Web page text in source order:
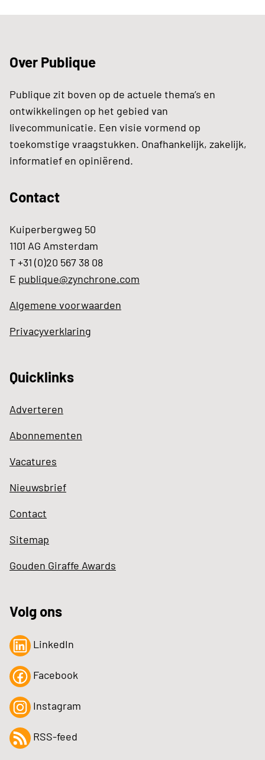
Over Publique
Publique zit boven op de actuele thema’s en
ontwikkelingen op het gebied van
livecommunicatie. Een visie vormend op
toekomstige vraagstukken. Onafhankelijk, zakelijk,
informatief en opiniërend.
Contact
Kuiperbergweg 50
1101 AG Amsterdam
T +31 (0)20 567 38 08
E publique@zynchrone.com
Algemene voorwaarden
Privacyverklaring
Quicklinks
Adverteren
Abonnementen
Vacatures
Nieuwsbrief
Contact
Sitemap
Gouden Giraffe Awards
Volg ons
LinkedIn
Facebook
Instagram
RSS-feed